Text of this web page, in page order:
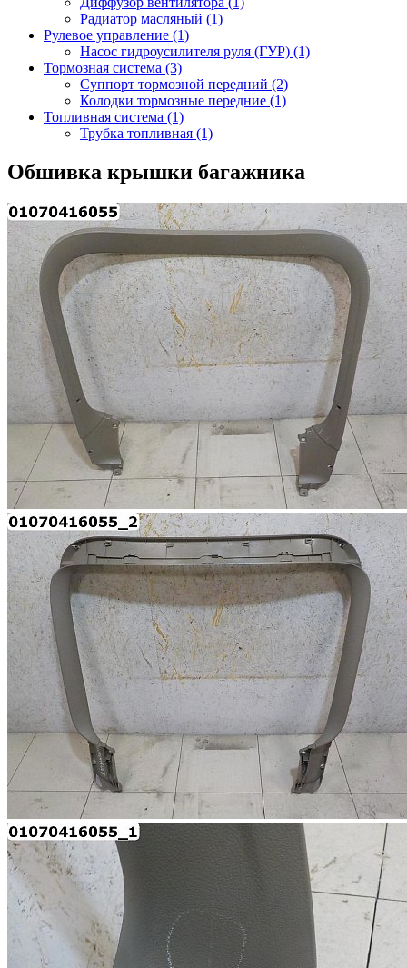
Радиатор масляный (1)
Рулевое управление (1)
Насос гидроусилителя руля (ГУР) (1)
Тормозная система (3)
Суппорт тормозной передний (2)
Колодки тормозные передние (1)
Топливная система (1)
Трубка топливная (1)
Обшивка крышки багажника